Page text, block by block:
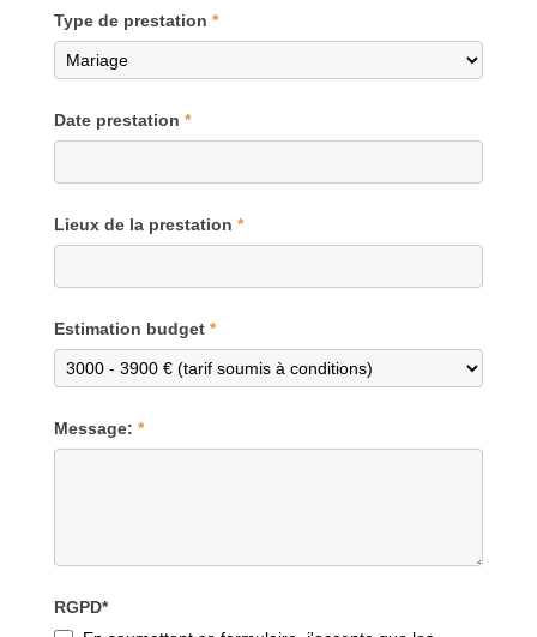
Type de prestation *
Date prestation *
Lieux de la prestation *
Estimation budget *
Message: *
RGPD*